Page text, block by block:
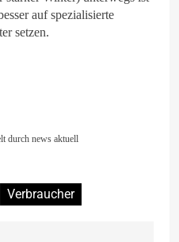
auf spezialisierte
setzen.
durch news aktuell
Verbraucher